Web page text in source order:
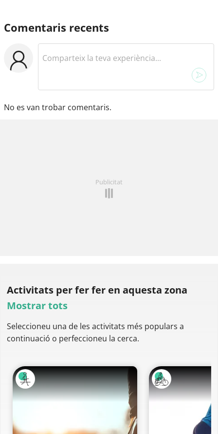
Comentaris recents
No es van trobar comentaris.
Publicitat
Activitats per ferfer en aquesta zona
Mostrar tots
Seleccioneu una de les activitats més populars a
continuació o perfeccioneu la cerca.